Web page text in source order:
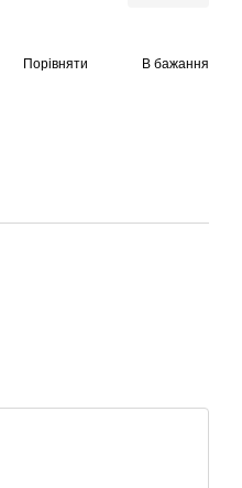
Порівняти В бажання